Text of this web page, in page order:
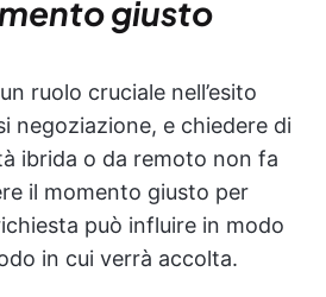
giusto
ruolo cruciale nell’esito
negoziazione, e chiedere di
ibrida o da remoto non fa
il momento giusto per
può influire in modo
in cui verrà accolta.